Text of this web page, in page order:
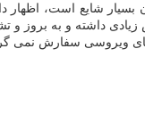
بسیار شایع است،
داشته و به
ویروسی سفارش نمی